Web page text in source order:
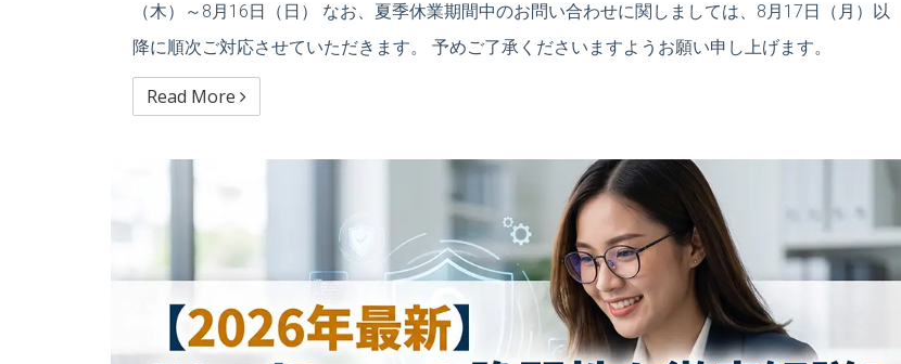
（木）～8月16日（日） なお、夏季休業期間中のお問い合わせに関しましては、8月17日（月）以
降に順次ご対応させていただきます。 予めご了承くださいますようお願い申し上げます。
Read More